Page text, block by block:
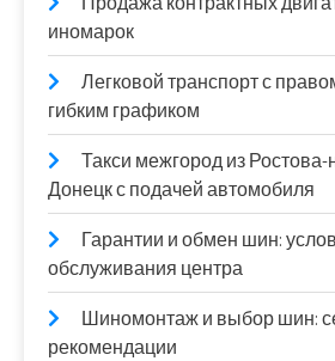
иномарок
Легковой транспорт с
гибким графиком
Такси межгород из
Донецк с подачей автомобиля
Гарантии и обмен шин:
обслуживания центра
Шиномонтаж и выбор шин:
рекомендации